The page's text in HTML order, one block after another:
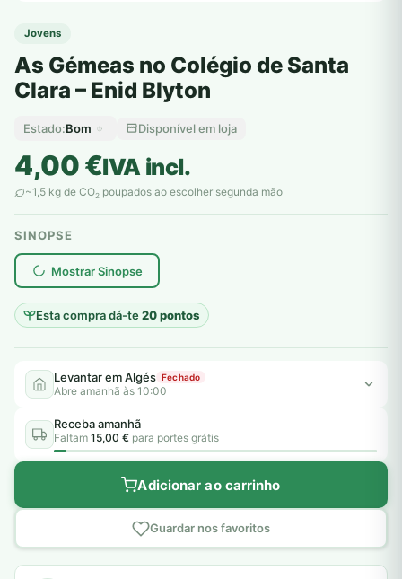
Jovens
As Gémeas no Colégio de Santa
Clara – Enid Blyton
Estado:Bom Disponível em loja
4,00€IVA incl.
~1,5 kg de CO2 poupados ao escolher segunda mão
SINOPSE
Mostrar Sinopse
Esta compra dá-te20 pontos
plantar árvores reais
Levantar em Algés Fechado
Abre amanhã às 10:00
Receba amanhã
Faltam 15,00 € para portes grátis
Adicionar ao carrinho
Guardar nos favoritos